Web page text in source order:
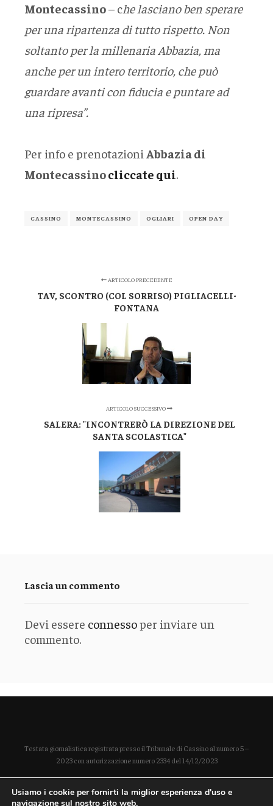
Montecassino– che lasciano ben sperare
per una ripartenza di tutto rispetto. Non
soltanto per la millenaria Abbazia, ma
anche per un intero territorio, che può
guardare avanti con fiducia e puntare ad
una ripresa”.
Per info e prenotazioni Abbazia di
Montecassinocliccate qui.
CASSINO MONTECASSINO OGLIARI OPEN DAY
ARTICOLO PRECEDENTE
TAV, SCONTRO (COL SORRISO) PIGLIACELLI-
FONTANA
ARTICOLO SUCCESSIVO
SALERA: "INCONTRERÒ LA DIREZIONE DEL
SANTA SCOLASTICA"
Lascia un commento
Devi essere connessoper inviare un
commento.
Testata giornalistica registrata presso il Tribunale di Cassino al numero 5 –
2023 con autorizzazione numero 2334 del 14/12/2023
Direttore responsabile Paola Enrica Polidoro
P. IVA 03254490604
Usiamo i cookie per fornirti la miglior esperienza d'uso e
navigazione sul nostro sito web.